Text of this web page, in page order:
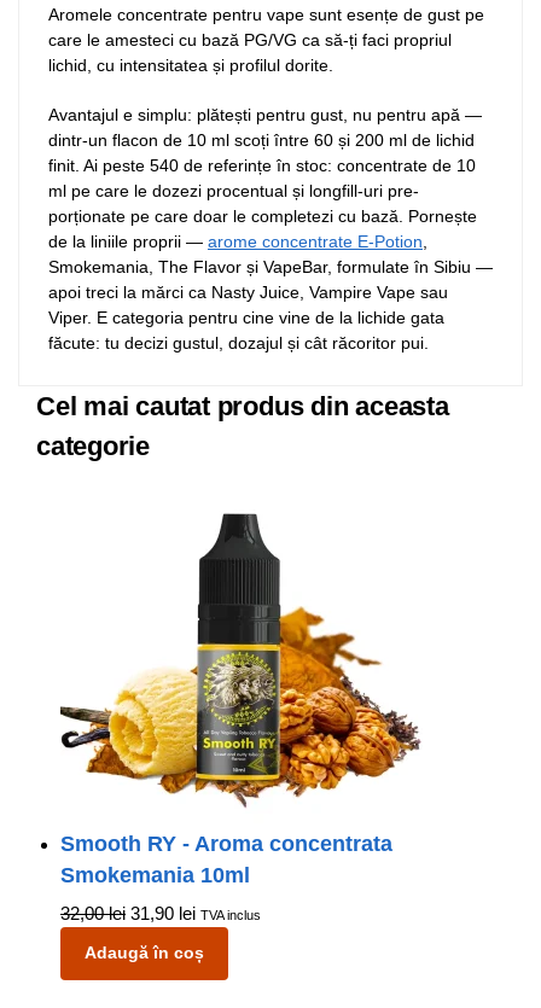
Aromele concentrate pentru vape sunt esențe de gust pe
care le amesteci cu bază PG/VG ca să-ți faci propriul
lichid, cu intensitatea și profilul dorite.
Avantajul e simplu: plătești pentru gust, nu pentru apă —
dintr-un flacon de 10 ml scoți între 60 și 200 ml de lichid
finit. Ai peste 540 de referințe în stoc: concentrate de 10
ml pe care le dozezi procentual și longfill-uri pre-
porționate pe care doar le completezi cu bază. Pornește
de la liniile proprii — arome concentrate E-Potion
Smokemania, The Flavor și VapeBar, formulate în Sibiu —
apoi treci la mărci ca Nasty Juice, Vampire Vape sau
Viper. E categoria pentru cine vine de la lichide gata
făcute: tu decizi gustul, dozajul și cât răcoritor pui.
Cel mai cautat produs din aceasta
categorie
Smooth RY - Aroma concentrata
Smokemania 10ml
32,00lei 31,90 lei TVA inclus
Adaugă în coș